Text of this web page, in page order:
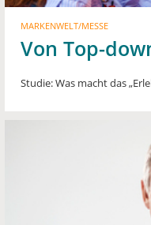
MARKENWELT/MESSE
Von Top-
Studie: Was macht das